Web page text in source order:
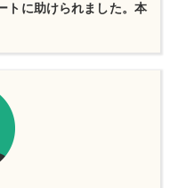
トに助けられました。本